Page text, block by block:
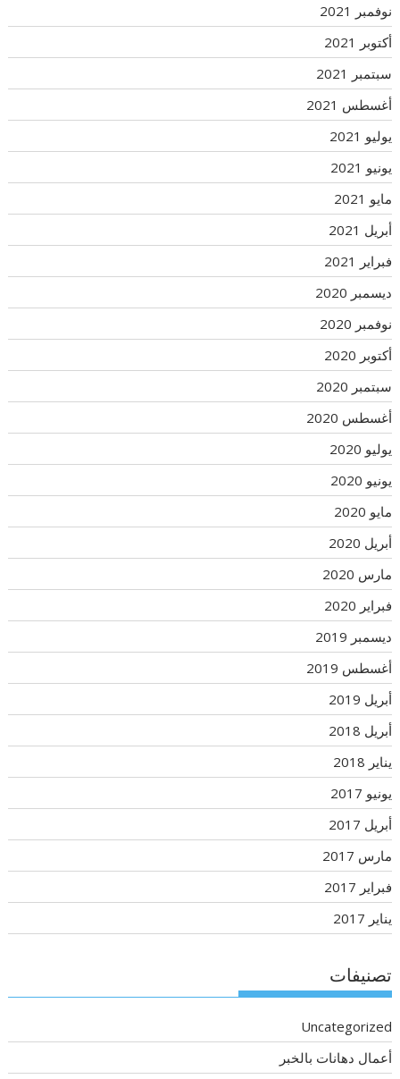
نوفمبر 2021
أكتوبر 2021
سبتمبر 2021
أغسطس 2021
يوليو 2021
يونيو 2021
مايو 2021
أبريل 2021
فبراير 2021
ديسمبر 2020
نوفمبر 2020
أكتوبر 2020
سبتمبر 2020
أغسطس 2020
يوليو 2020
يونيو 2020
مايو 2020
أبريل 2020
مارس 2020
فبراير 2020
ديسمبر 2019
أغسطس 2019
أبريل 2019
أبريل 2018
يناير 2018
يونيو 2017
أبريل 2017
مارس 2017
فبراير 2017
يناير 2017
تصنيفات
Uncategorized
أعمال دهانات بالخبر